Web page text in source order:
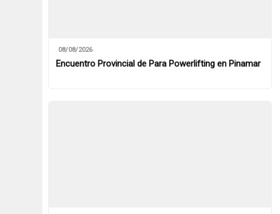
08/08/2026
Encuentro Provincial de Para Powerlifting en Pinamar